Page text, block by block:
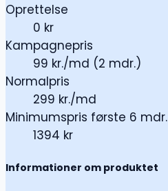
Oprettelse
0 kr
Kampagnepris
99 kr./md (2 mdr.)
Normalpris
299 kr./md
Minimumspris første 6 mdr.
1394 kr
Informationer om produktet